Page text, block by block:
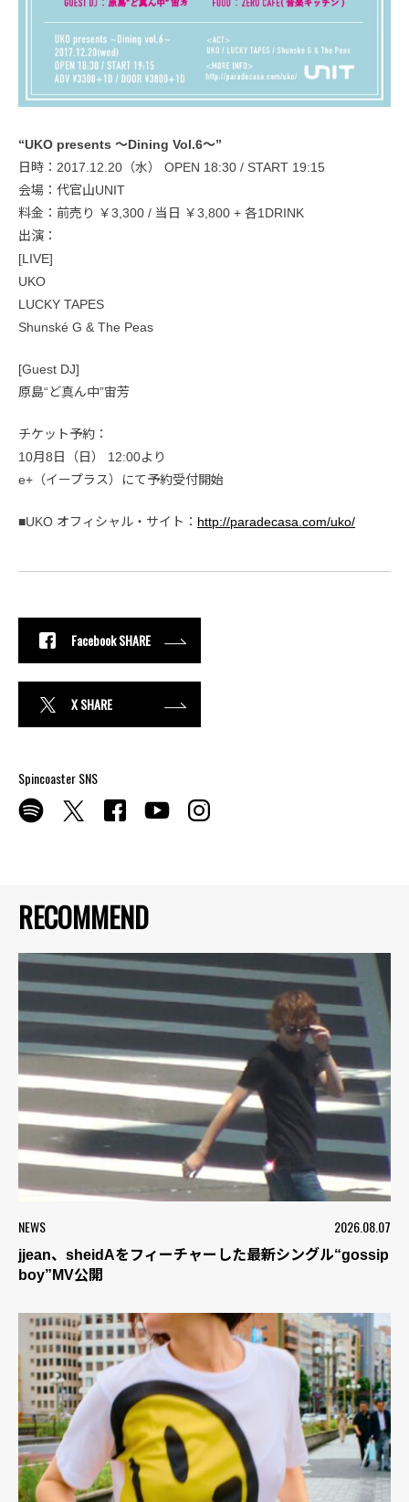
RECOMMEND
NEWS 2026.08.07
jjean、sheidAをフィーチャーした最新シングル“gossip
boy”MV公開
“UKO presents ～Dining Vol.6～”
日時：2017.12.20（水） OPEN 18:30 / START 19:15
会場：代官山UNIT
料金：前売り ￥3,300 / 当日 ￥3,800 + 各1DRINK
出演：
[LIVE]
UKO
LUCKY TAPES
Shunské G & The Peas
[Guest DJ]
原島“ど真ん中”宙芳
チケット予約：
10月8日（日） 12:00より
e+（イープラス）にて予約受付開始
■UKO オフィシャル・サイト： http://paradecasa.com/uko/
Facebook SHARE
X SHARE
Spincoaster SNS